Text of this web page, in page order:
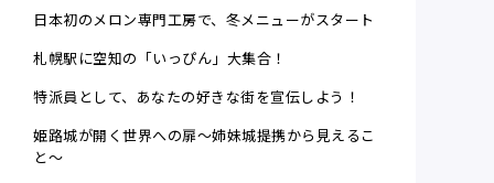
日本初のメロン専門工房で、冬メニューがスタート
札幌駅に空知の「いっぴん」大集合！
特派員として、あなたの好きな街を宣伝しよう！
姫路城が開く世界への扉～姉妹城提携から見えるこ
と～